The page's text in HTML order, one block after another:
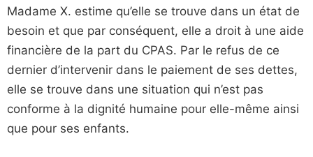
Madame X. estime qu’elle se trouve dans un état de
besoin et que par conséquent, elle a droit à une aide
financière de la part du CPAS. Par le refus de ce
dernier d’intervenir dans le paiement de ses dettes,
elle se trouve dans une situation qui n’est pas
conforme à la dignité humaine pour elle-même ainsi
que pour ses enfants.